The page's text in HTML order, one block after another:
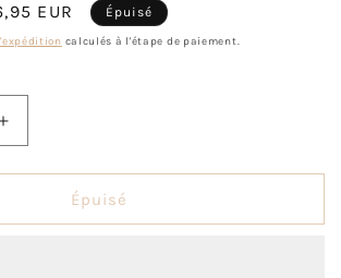
EUR Épuisé
calculés à l'étape de paiement.
Augmenter
la
quantité
Pop!
Épuisé